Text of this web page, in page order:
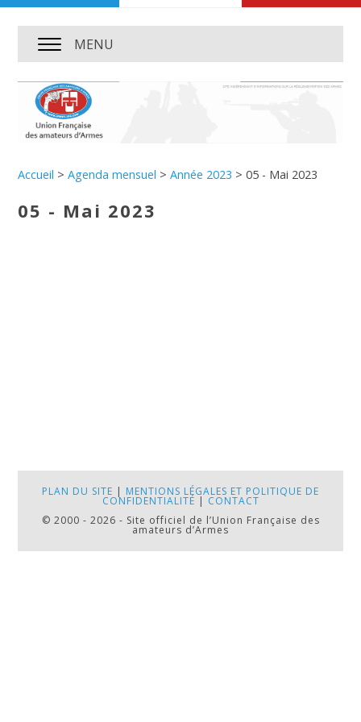
MENU
Accueil >Agenda mensuel >Année 2023 >05 - Mai 2023
05 - Mai 2023
PLAN DU SITE | MENTIONS LÉGALES ET POLITIQUE DE
CONFIDENTIALITÉ | CONTACT
© 2000 - 2026 - Site officiel de l’Union Française des
amateurs d’Armes